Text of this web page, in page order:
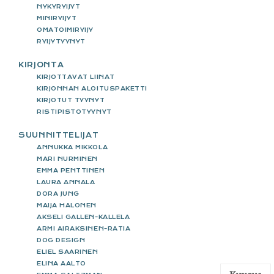
NYKYRYIJYT
MINIRYIJYT
OMATOIMIRYIJY
RYIJYTYYNYT
KIRJONTA
KIRJOTTAVAT LIINAT
KIRJONNAN ALOITUSPAKETTI
KIRJOTUT TYYNYT
RISTIPISTOTYYNYT
SUUNNITTELIJAT
ANNUKKA MIKKOLA
MARI NURMINEN
EMMA PENTTINEN
LAURA ANNALA
DORA JUNG
MAIJA HALONEN
AKSELI GALLEN-KALLELA
ARMI AIRAKSINEN-RATIA
DOG DESIGN
ELIEL SAARINEN
ELINA AALTO